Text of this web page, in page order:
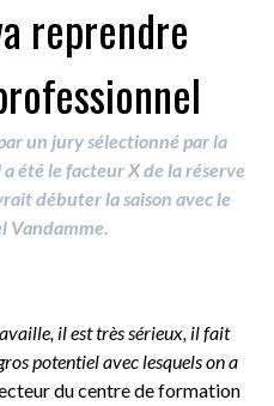
reprendre
un jury sélectionné par la
été le facteur X de la réserve
débuter la saison avec le
Vandamme.
il est très sérieux, il fait
potentiel avec lesquels on a
du centre de formation